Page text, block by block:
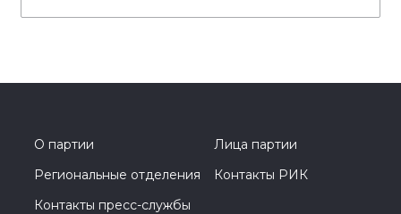
О партии
Лица партии
Региональные отделения
Контакты РИК
Контакты пресс-службы